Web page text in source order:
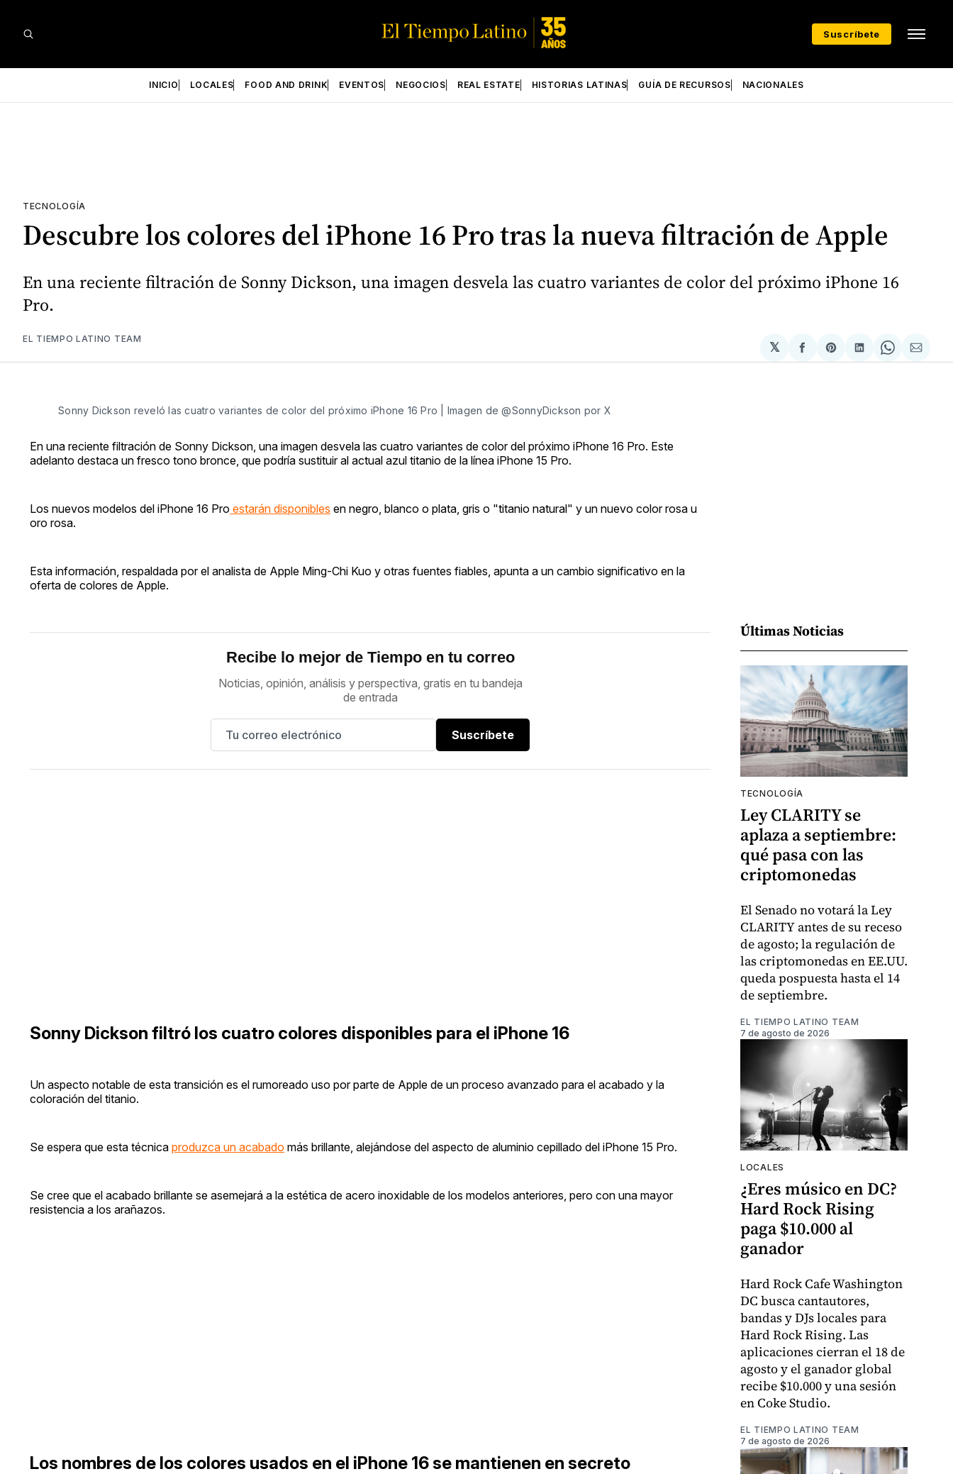
Suscríbete
INICIO LOCALES FOOD AND DRINK EVENTOS NEGOCIOS REAL ESTATE HISTORIAS LATINAS GUÍA DE RECURSOS NACIONALES
TECNOLOGÍA
Descubre los colores del iPhone 16 Pro tras la nueva filtración de Apple
En una reciente filtración de Sonny Dickson, una imagen desvela las cuatro variantes de color del próximo iPhone 16
Pro.
EL TIEMPO LATINO TEAM
𝕏
Compartir
en
Share
on
Compartir
en
Share
on
via
Sonny Dickson reveló las cuatro variantes de color del próximo iPhone 16 Pro | Imagen de @SonnyDickson por X
En una reciente filtración de Sonny Dickson, una imagen desvela las cuatro variantes de color del próximo iPhone 16 Pro. Este
adelanto destaca un fresco tono bronce, que podría sustituir al actual azul titanio de la línea iPhone 15 Pro.
Los nuevos modelos del iPhone 16 Pro estarán disponibles en negro, blanco o plata, gris o "titanio natural" y un nuevo color rosa u
oro rosa.
Esta información, respaldada por el analista de Apple Ming-Chi Kuo y otras fuentes fiables, apunta a un cambio significativo en la
oferta de colores de Apple.
Recibe lo mejor de Tiempo en tu correo
Noticias, opinión, análisis y perspectiva, gratis en tu bandeja
de entrada
Suscríbete
Sonny Dickson filtró los cuatro colores disponibles para el iPhone 16
Un aspecto notable de esta transición es el rumoreado uso por parte de Apple de un proceso avanzado para el acabado y la
coloración del titanio.
Se espera que esta técnica produzca un acabado más brillante, alejándose del aspecto de aluminio cepillado del iPhone 15 Pro.
Se cree que el acabado brillante se asemejará a la estética de acero inoxidable de los modelos anteriores, pero con una mayor
resistencia a los arañazos.
Los nombres de los colores usados en el iPhone 16 se mantienen en secreto
Últimas Noticias
TECNOLOGÍA
Ley CLARITY se
aplaza a septiembre:
qué pasa con las
criptomonedas
El Senado no votará la Ley
CLARITY antes de su receso
de agosto; la regulación de
las criptomonedas en EE.UU.
queda pospuesta hasta el 14
de septiembre.
EL TIEMPO LATINO TEAM
7 de agosto de 2026
LOCALES
¿Eres músico en DC?
Hard Rock Rising
paga $10.000 al
ganador
Hard Rock Cafe Washington
DC busca cantautores,
bandas y DJs locales para
Hard Rock Rising. Las
aplicaciones cierran el 18 de
agosto y el ganador global
recibe $10.000 y una sesión
en Coke Studio.
EL TIEMPO LATINO TEAM
7 de agosto de 2026